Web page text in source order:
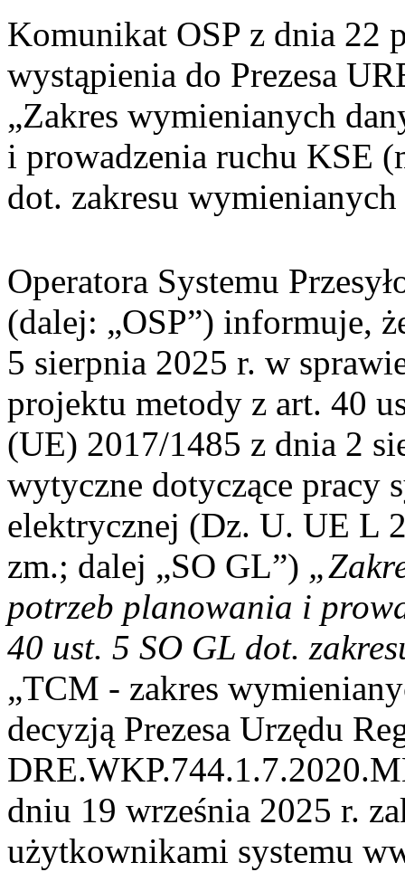
Komunikat OSP z dnia 22
wystąpienia do Prezesa
„Zakres wymienianych
i prowadzenia ruchu KSE
dot. zakresu
Operatora Systemu
(dalej: „OSP”) informuje,
5 sierpnia 2025 r. w
projektu metody z art. 40
(UE) 2017/1485 z dnia 2
wytyczne dotyczące pracy
elektrycznej (Dz. U. UE L
zm.; dalej „SO GL”)
potrzeb planowania i
40 ust. 5 SO GL dot.
„TCM - zakres
decyzją Prezesa Urzędu
dniu 19 września 2025 r.
użytkownikami systemu